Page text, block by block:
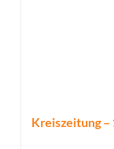
Kreiszeitung –